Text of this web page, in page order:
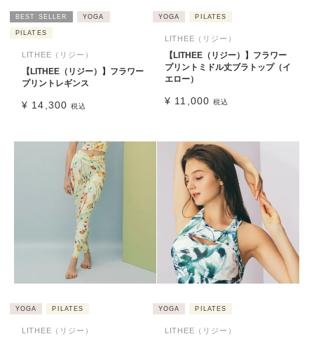
BEST SELLER YOGA
PILATES
LITHEE（リジー）
【LITHEE（リジー）】フラワー
プリントレギンス
¥ 14,300 税込
YOGA PILATES
LITHEE（リジー）
【LITHEE（リジー）】フラワー
プリントミドル丈ブラトップ（イ
エロー）
¥ 11,000 税込
YOGA PILATES
LITHEE（リジー）
YOGA PILATES
LITHEE（リジー）